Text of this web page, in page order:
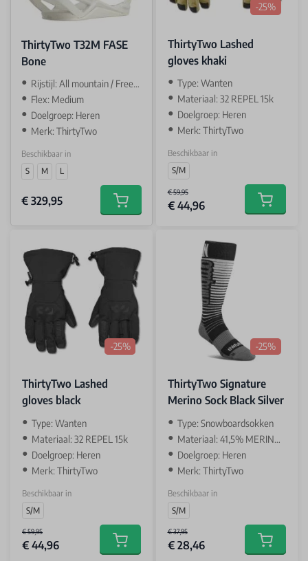
ThirtyTwo T32M FASE
Bone
Rijstijl: All mountain / Freeride
Flex: Medium
Doelgroep: Heren
Merk: ThirtyTwo
Beschikbaar in
S
M L
€ 329,95 Add to cart
-25%
ThirtyTwo Lashed
gloves khaki
Type: Wanten
Materiaal: 32 REPEL 15k
Doelgroep: Heren
Merk: ThirtyTwo
Beschikbaar in
S/M
€ 59,95
€ 44,96 Add to
-25%
ThirtyTwo Lashed
gloves black
Type: Wanten
Materiaal: 32 REPEL 15k
Doelgroep: Heren
Merk: ThirtyTwo
Beschikbaar in
S/M
€ 59,95
€ 44,96 Add to cart
-25%
ThirtyTwo Signature
Merino Sock Black Silver
Type: Snowboardsokken
Materiaal: 41,5% MERINO / 41,5% ACRYL / 15% NYLON / 2% SPANDEXS
Doelgroep: Heren
Merk: ThirtyTwo
Beschikbaar in
S/M
€ 37,95
€ 28,46 Add to